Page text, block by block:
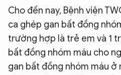
Cho đến nay, Bệnh viện
ca ghép gan bất đồng
trường hợp là trẻ em và 1
bất đồng nhóm máu cho
gan bất đồng nhóm máu ở